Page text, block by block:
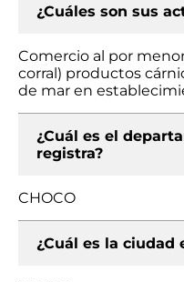
¿Cuáles son sus
Comercio al por
corral) productos
de mar en
¿Cuál es el
registra?
CHOCO
¿Cuál es la ciudad